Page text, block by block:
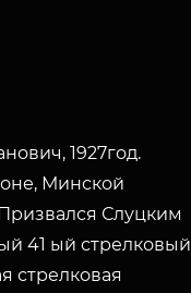
1927год.
Минской
Слуцким
41 ый стрелковый
стрелковая